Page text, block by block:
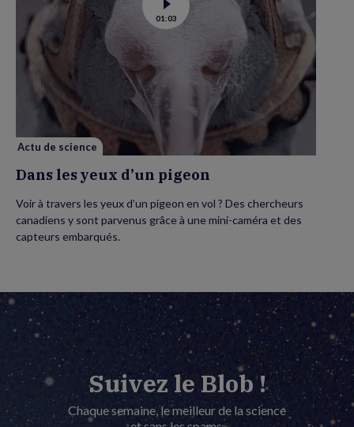
Voir
la
vidéo
01:03
Actu de science
Dans les yeux d’un pigeon
Voir à travers les yeux d’un pigeon en vol ? Des chercheurs
canadiens y sont parvenus grâce à une mini-caméra et des
capteurs embarqués.
Suivez le Blob !
Chaque semaine, le meilleur de la science